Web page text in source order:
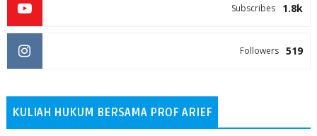
1.8k
Subscribes
519
Followers
KULIAH HUKUM BERSAMA PROF ARIEF